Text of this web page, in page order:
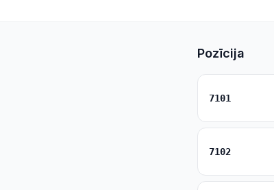
Pozīcija
7101
7102